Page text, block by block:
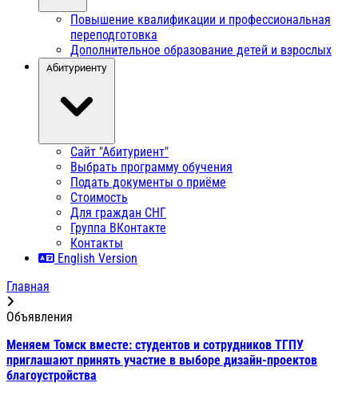
Повышение квалификации и профессиональная
переподготовка
Дополнительное образование детей и взрослых
Абитуриенту
Сайт "Абитуриент"
Выбрать программу обучения
Подать документы о приёме
Стоимость
Для граждан СНГ
Группа ВКонтакте
Контакты
English Version
Главная
Объявления
Меняем Томск вместе: студентов и сотрудников ТГПУ
приглашают принять участие в выборе дизайн-проектов
благоустройства